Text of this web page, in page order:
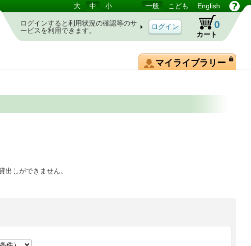
大 中 小 一般 こども English
ログインすると利用状況の確認等のサ
ービスを利用できます。
カート
0
マイライブラリー
出しができません。